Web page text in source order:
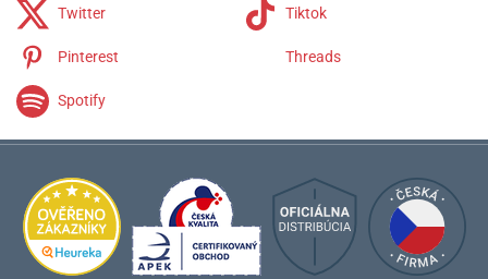
Twitter Tiktok
Pinterest Threads
Spotify